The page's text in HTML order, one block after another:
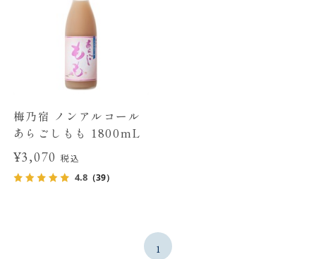
梅乃宿 ノンアルコール
あらごしもも 1800mL
¥3,070税込
4.8（39）
1